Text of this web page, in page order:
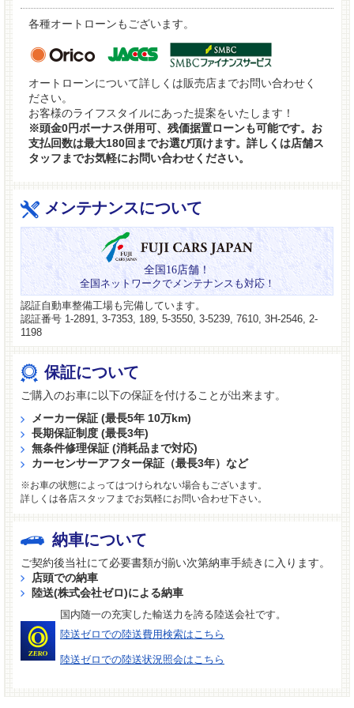
各種オートローンもございます。
オートローンについて詳しくは販売店までお問い合わせく
ださい。
お客様のライフスタイルにあった提案をいたします！
※頭金0円ボーナス併用可、残価据置ローンも可能です。お
支払回数は最大180回までお選び頂けます。詳しくは店舗ス
タッフまでお気軽にお問い合わせください。
メンテナンスについて
全国16店舗！
全国ネットワークでメンテナンスも対応！
認証自動車整備工場も完備しています。
認証番号 1-2891, 3-7353, 189, 5-3550, 3-5239, 7610, 3H-2546, 2-
1198
保証について
ご購入のお車に以下の保証を付けることが出来ます。
メーカー保証 (最長5年 10万km)
長期保証制度 (最長3年)
無条件修理保証 (消耗品まで対応)
カーセンサーアフター保証（最長3年）など
※お車の状態によってはつけられない場合もございます。
詳しくは各店スタッフまでお気軽にお問い合わせ下さい。
納車について
ご契約後当社にて必要書類が揃い次第納車手続きに入ります。
店頭での納車
陸送(株式会社ゼロ)による納車
国内随一の充実した輸送力を誇る陸送会社です。
陸送ゼロでの陸送費用検索はこちら
陸送ゼロでの陸送状況照会はこちら